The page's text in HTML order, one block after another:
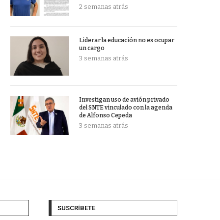
2 semanas atrás
Liderar la educación no es ocupar
un cargo
3 semanas atrás
Investigan uso de avión privado
del SNTE vinculado con la agenda
de Alfonso Cepeda
3 semanas atrás
SUSCRÍBETE